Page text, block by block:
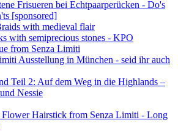
Frisueren bei Echtpaarperücken - Do's
[sponsored]
with medieval flair
with semiprecious stones - KPO
from Senza Limiti
Ausstellung in München - seid ihr auch
Teil 2: Auf dem Weg in die Highlands –
Nessie
Flower Hairstick from Senza Limiti - Long